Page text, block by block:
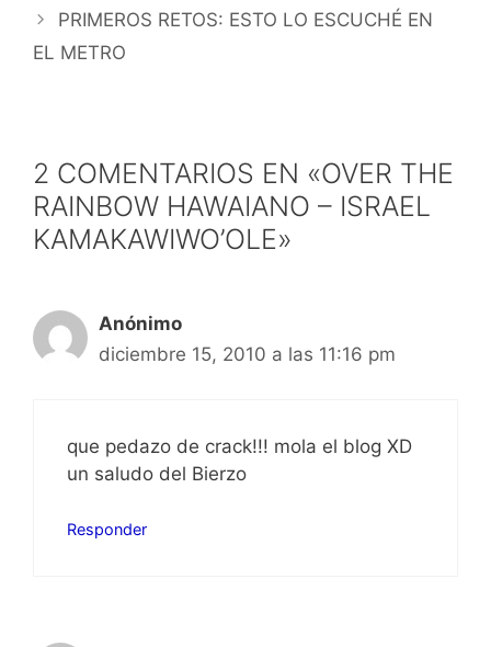
PRIMEROS RETOS: ESTO LO ESCUCHÉ EN
EL METRO
2 COMENTARIOS EN «OVER THE
RAINBOW HAWAIANO – ISRAEL
KAMAKAWIWO’OLE»
Anónimo
diciembre 15, 2010 a las 11:16 pm
que pedazo de crack!!! mola el blog XD
un saludo del Bierzo
Responder